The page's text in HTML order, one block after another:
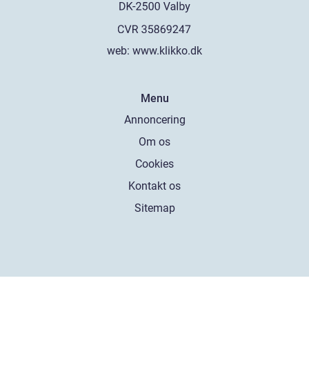
web: www.klikko.dk
Menu
Annoncering
Om os
Cookies
Kontakt os
Sitemap